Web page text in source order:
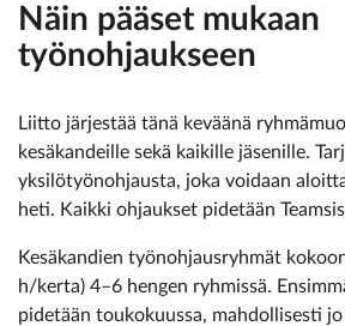
Näin pääset mukaan
työnohjaukseen
Liitto järjestää tänä keväänä
kesäkandeille sekä kaikille jäsenille.
yksilötyönohjausta, joka voidaan
heti. Kaikki ohjaukset pidetään
Kesäkandien työnohjausryhmät
h/kerta) 4–6 hengen ryhmissä.
pidetään toukokuussa, mahdollisesti